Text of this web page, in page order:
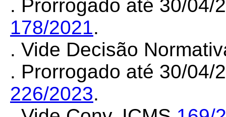
. Prorrogado até 30/04/
178/2021.
. Vide Decisão
. Prorrogado até 30/04/
226/2023.